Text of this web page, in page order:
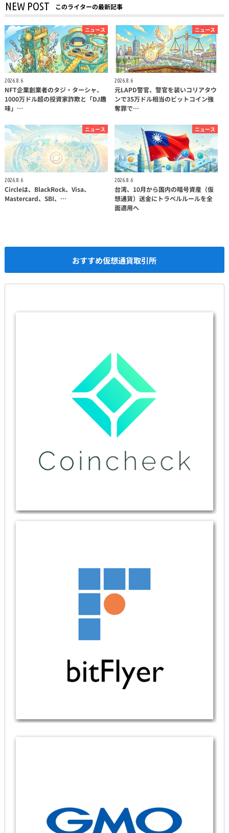
NEW POST このライターの最新記事
ニュース
2026.8.6
NFT企業創業者のタジ・ターシャ、
1000万ドル超の投資家詐欺と「DJ趣
味」…
ニュース
2026.8.6
元LAPD警官、警官を装いコリアタウ
ンで35万ドル相当のビットコイン強
奪罪で…
ニュース
2026.8.6
Circleは、BlackRock、Visa、
Mastercard、SBI、…
ニュース
2026.8.6
台湾、10月から国内の暗号資産（仮
想通貨）送金にトラベルルールを全
面適用へ
おすすめ仮想通貨取引所